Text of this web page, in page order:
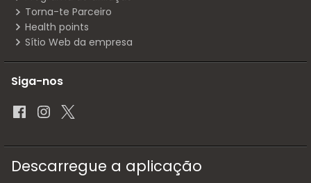
Torna-te Parceiro
Health points
Sítio Web da empresa
Siga-nos
Descarregue a aplicação